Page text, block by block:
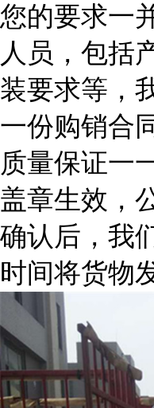
您的要求一
人员，包括
装要求等，
一份购销合
质量保证一
盖章生效，
确认后，我
时间将货物